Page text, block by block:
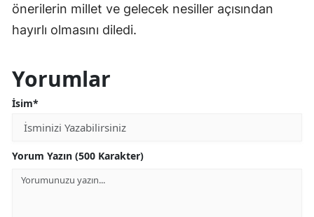
önerilerin millet ve gelecek nesiller açısından
hayırlı olmasını diledi.
Yorumlar
İsim*
Yorum Yazın (500 Karakter)